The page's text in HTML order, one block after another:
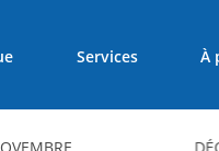
Services À